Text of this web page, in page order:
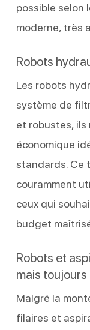
possible selon
moderne, très
Robots
Les robots
système de
et robustes,
économique
standards. Ce
couramment
ceux qui
budget
Robots et
mais
Malgré la
filaires et